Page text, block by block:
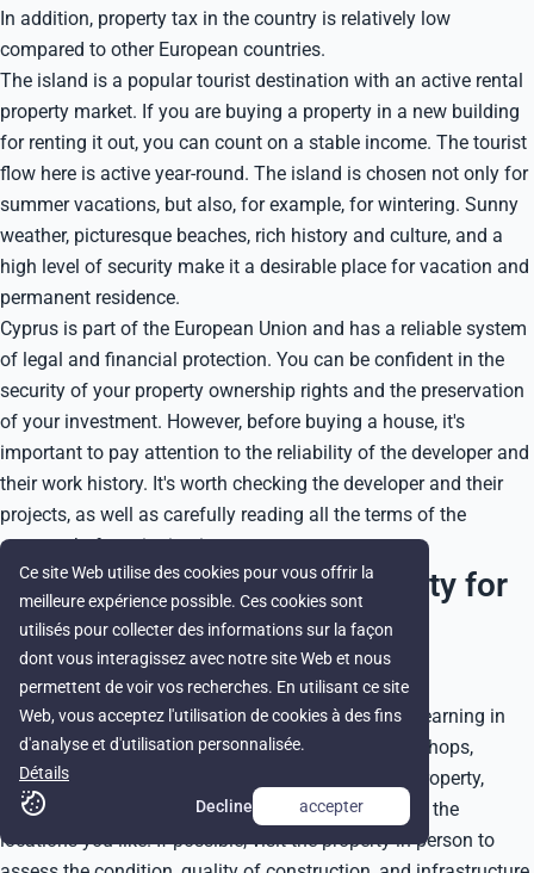
In addition, property tax in the country is relatively low
compared to other European countries.
The island is a popular tourist destination with an active rental
property market. If you are buying a property in a new building
for renting it out, you can count on a stable income. The tourist
flow here is active year-round. The island is chosen not only for
summer vacations, but also, for example, for wintering. Sunny
weather, picturesque beaches, rich history and culture, and a
high level of security make it a desirable place for vacation and
permanent residence.
Cyprus is part of the European Union and has a reliable system
of legal and financial protection. You can be confident in the
security of your property ownership rights and the preservation
of your investment. However, before buying a house, it's
important to pay attention to the reliability of the developer and
their work history. It's worth checking the developer and their
projects, as well as carefully reading all the terms of the
contract before signing it.
Choosing a profitable property for
sale in residential projects in
Cyprus
We recommend exploring the areas on the island, learning in
detail about their infrastructure, the availability of shops,
schools, and transport. If you plan to rent out the property,
analyze the demand and rental income statistics in the
locations you like. If possible, visit the property in person to
Ce site Web utilise des cookies pour vous offrir la
meilleure expérience possible. Ces cookies sont
utilisés pour collecter des informations sur la façon
dont vous interagissez avec notre site Web et nous
permettent de voir vos recherches. En utilisant ce site
Web, vous acceptez l'utilisation de cookies à des fins
d'analyse et d'utilisation personnalisée.
Détails
Decline
accepter